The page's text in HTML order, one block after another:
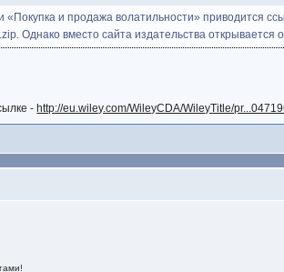
«Покупка и продажа волатильности» приводится
Однако вместо сайта издательства
- http://eu.wiley.com/WileyCDA/WileyTitle/